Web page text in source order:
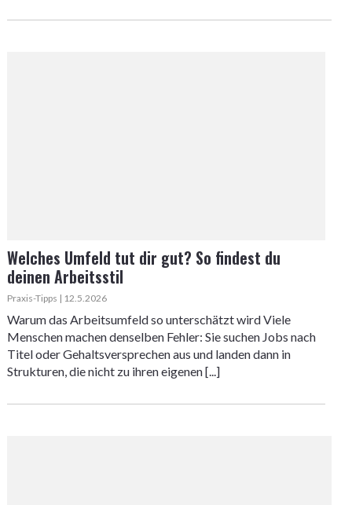
Welches Umfeld tut dir gut? So findest du
deinen Arbeitsstil
Praxis-Tipps | 12.5.2026
Warum das Arbeitsumfeld so unterschätzt wird Viele
Menschen machen denselben Fehler: Sie suchen Jobs nach
Titel oder Gehaltsversprechen aus und landen dann in
Strukturen, die nicht zu ihren eigenen [...]